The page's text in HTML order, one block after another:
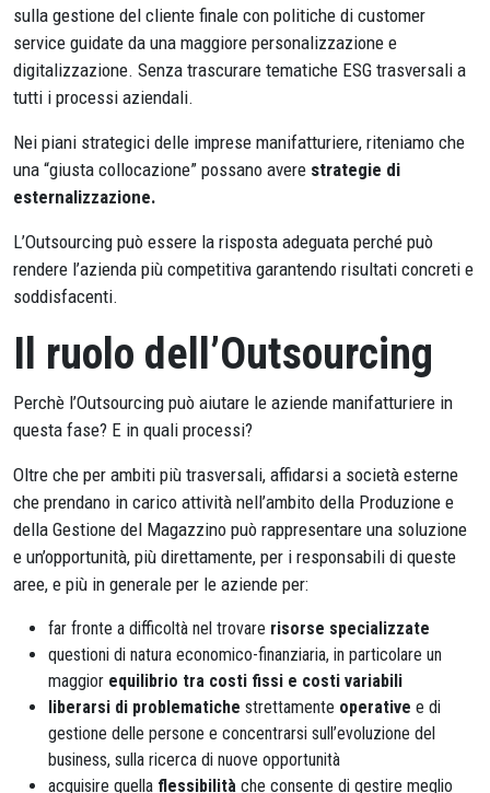
sulla gestione del cliente finale con politiche di customer
service guidate da una maggiore personalizzazione e
digitalizzazione. Senza trascurare tematiche ESG trasversali a
tutti i processi aziendali.
Nei piani strategici delle imprese manifatturiere, riteniamo che
una “giusta collocazione” possano avere strategie di
esternalizzazione.
L’Outsourcing può essere la risposta adeguata perché può
rendere l’azienda più competitiva garantendo risultati concreti e
soddisfacenti.
Il ruolo dell’Outsourcing
Perchè l’Outsourcing può aiutare le aziende manifatturiere in
questa fase? E in quali processi?
Oltre che per ambiti più trasversali, affidarsi a società esterne
che prendano in carico attività nell’ambito della Produzione e
della Gestione del Magazzino può rappresentare una soluzione
e un’opportunità, più direttamente, per i responsabili di queste
aree, e più in generale per le aziende per:
far fronte a difficoltà nel trovare risorse specializzate
questioni di natura economico-finanziaria, in particolare un
maggior equilibrio tra costi fissi e costi variabili
liberarsi di problematiche strettamente operative e di
gestione delle persone e concentrarsi sull’evoluzione del
business, sulla ricerca di nuove opportunità
acquisire quella flessibilità che consente di gestire meglio